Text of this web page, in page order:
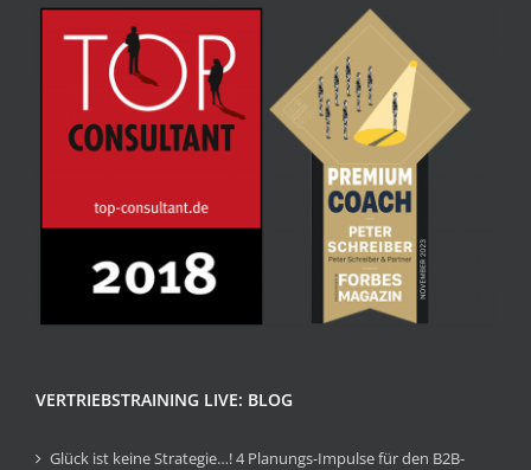
VERTRIEBSTRAINING LIVE: BLOG
Glück ist keine Strategie…! 4 Planungs-Impulse für den B2B-